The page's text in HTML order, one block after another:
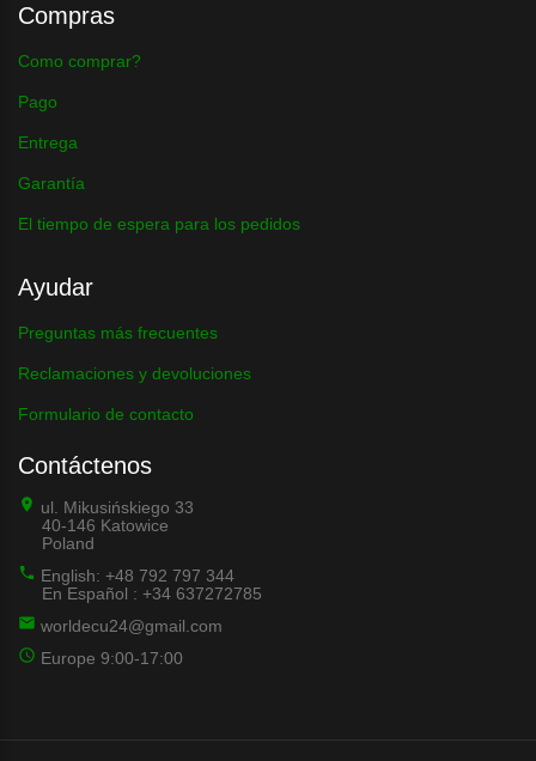
Compras
Como comprar?
Pago
Entrega
Garantía
El tiempo de espera para los pedidos
Ayudar
Preguntas más frecuentes
Reclamaciones y devoluciones
Formulario de contacto
Contáctenos
ul. Mikusińskiego 33
40-146 Katowice
Poland
English: +48 792 797 344
En Español : +34 637272785
worldecu24@gmail.com
Europe 9:00-17:00